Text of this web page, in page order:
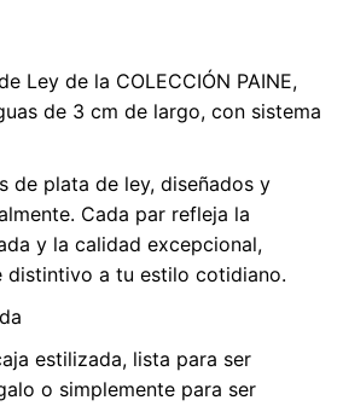
Ley de la COLECCIÓN PAINE,
de 3 cm de largo, con sistema
de plata de ley, diseñados y
Cada par refleja la
y la calidad excepcional,
distintivo a tu estilo cotidiano.
estilizada, lista para ser
o simplemente para ser